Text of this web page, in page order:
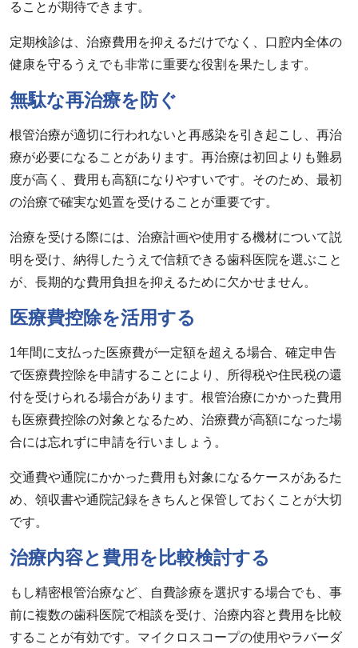
ることが期待できます。
定期検診は、治療費用を抑えるだけでなく、口腔内全体の
健康を守るうえでも非常に重要な役割を果たします。
無駄な再治療を防ぐ
根管治療が適切に行われないと再感染を引き起こし、再治
療が必要になることがあります。再治療は初回よりも難易
度が高く、費用も高額になりやすいです。そのため、最初
の治療で確実な処置を受けることが重要です。
治療を受ける際には、治療計画や使用する機材について説
明を受け、納得したうえで信頼できる歯科医院を選ぶこと
が、長期的な費用負担を抑えるために欠かせません。
医療費控除を活用する
1年間に支払った医療費が一定額を超える場合、確定申告
で医療費控除を申請することにより、所得税や住民税の還
付を受けられる場合があります。根管治療にかかった費用
も医療費控除の対象となるため、治療費が高額になった場
合には忘れずに申請を行いましょう。
交通費や通院にかかった費用も対象になるケースがあるた
め、領収書や通院記録をきちんと保管しておくことが大切
です。
治療内容と費用を比較検討する
もし精密根管治療など、自費診療を選択する場合でも、事
前に複数の歯科医院で相談を受け、治療内容と費用を比較
することが有効です。マイクロスコープの使用やラバーダ